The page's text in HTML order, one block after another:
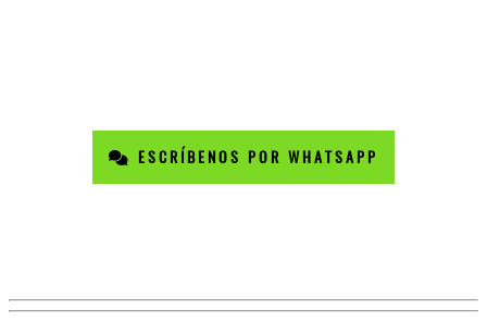
ESCRÍBENOS POR WHATSAPP